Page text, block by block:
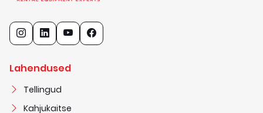
Lahendused
Tellingud
Kahjukaitse